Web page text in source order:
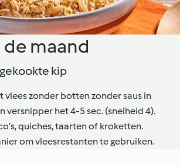
de maand
kip
vlees zonder botten zonder saus in
versnipper het 4-5 sec. (snelheid 4).
quiches, taarten of kroketten.
om vleesrestanten te gebruiken.